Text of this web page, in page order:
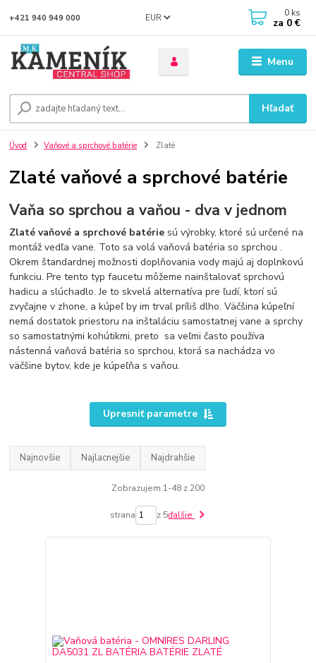
Menu
EUR
Hľadať
+421 940 949 000 0 ks
za 0 €
Úvod Vaňové a sprchové batérie Zlaté
Zlaté vaňové a sprchové batérie
Vaňa so sprchou a vaňou - dva v jednom
Zlaté vaňové a sprchové batérie sú výrobky, ktoré sú určené na
montáž vedľa vane. Toto sa volá vaňová batéria so sprchou .
Okrem štandardnej možnosti doplňovania vody majú aj doplnkovú
funkciu. Pre tento typ faucetu môžeme nainštalovať sprchovú
hadicu a slúchadlo. Je to skvelá alternatíva pre ľudí, ktorí sú
zvyčajne v zhone, a kúpeľ by im trval príliš dlho. Väčšina kúpeľní
nemá dostatok priestoru na inštaláciu samostatnej vane a sprchy
so samostatnými kohútikmi, preto sa veľmi často používa
nástenná vaňová batéria so sprchou, ktorá sa nachádza vo
väčšine bytov, kde je kúpeľňa s vaňou.
Upresniť parametre
Najnovšie Najlacnejšie Najdrahšie
Zobrazujem 1-48 z 200
strana z 5ďalšie